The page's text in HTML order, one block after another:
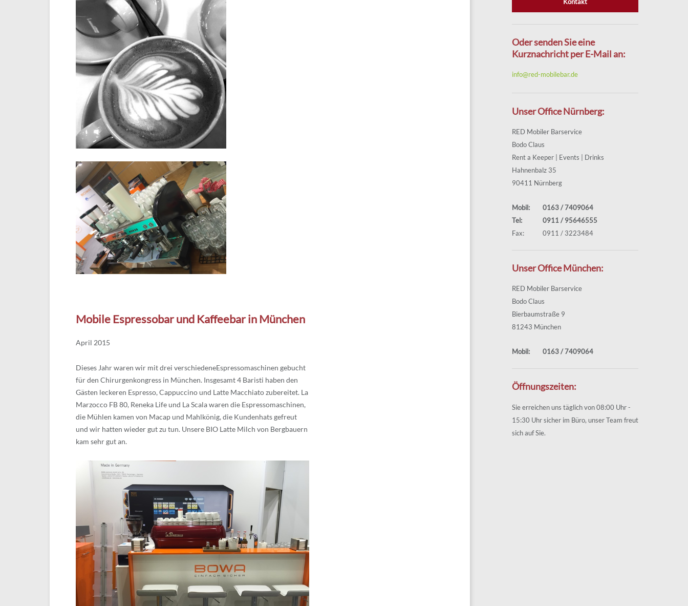
Mobile Espressobar und Kaffeebar in München
April 2015
Dieses Jahr waren wir mit drei verschiedeneEspressomaschinen gebucht
für den Chirurgenkongress in München. Insgesamt 4 Baristi haben den
Gästen leckeren Espresso, Cappuccino und Latte Macchiato zubereitet. La
Marzocco FB 80, Reneka Life und La Scala waren die Espressomaschinen,
die Mühlen kamen von Macap und Mahlkönig, die Kundenhats gefreut
und wir hatten wieder gut zu tun. Unsere BIO Latte Milch von Bergbauern
kam sehr gut an.
Oder senden Sie eine
Kurznachricht per E-Mail an:
info@red-mobilebar.de
Unser Office Nürnberg:
RED Mobiler Barservice
Bodo Claus
Rent a Keeper | Events | Drinks
Hahnenbalz 35
90411 Nürnberg
Mobil:
0163 / 7409064
Tel:
0911 / 95646555
Fax:
0911 / 3223484
Unser Office München:
RED Mobiler Barservice
Bodo Claus
Bierbaumstraße 9
81243 München
Mobil: 0163 / 7409064
Öffnungszeiten:
Sie erreichen uns täglich von 08:00 Uhr -
15:30 Uhr sicher im Büro, unser Team freut
sich auf Sie.